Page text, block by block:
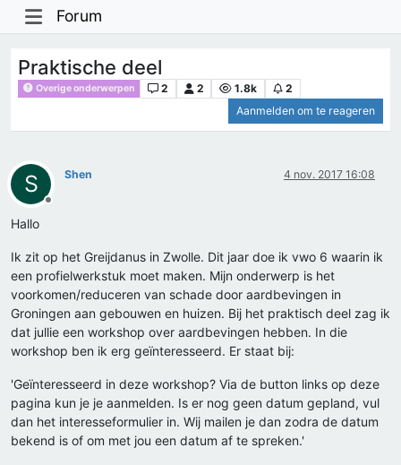
Forum
Praktische deel
Overige onderwerpen 2 2 1.8k
2
Aanmelden om te reageren
S
Offline
Shen 4 nov. 2017 16:08
Hallo
Ik zit op het Greijdanus in Zwolle. Dit jaar doe ik vwo 6 waarin ik
een profielwerkstuk moet maken. Mijn onderwerp is het
voorkomen/reduceren van schade door aardbevingen in
Groningen aan gebouwen en huizen. Bij het praktisch deel zag ik
dat jullie een workshop over aardbevingen hebben. In die
workshop ben ik erg geïnteresseerd. Er staat bij:
'Geïnteresseerd in deze workshop? Via de button links op deze
pagina kun je je aanmelden. Is er nog geen datum gepland, vul
dan het interesseformulier in. Wij mailen je dan zodra de datum
bekend is of om met jou een datum af te spreken.'